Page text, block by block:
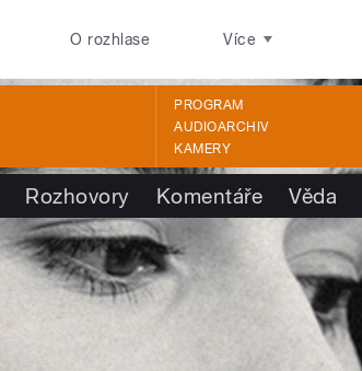
O rozhlase Více
PROGRAM
AUDIOARCHIV
KAMERY
Rozhovory Komentáře Věda